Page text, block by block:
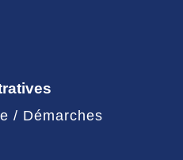
/ Démarches